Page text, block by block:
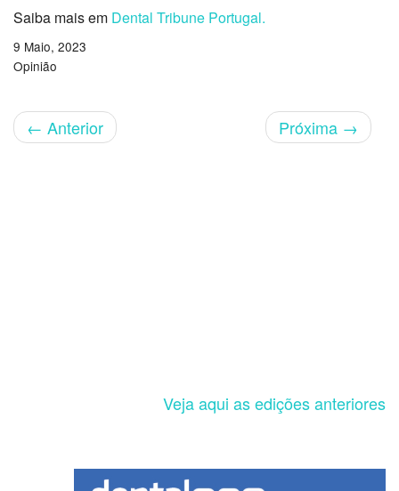
Saiba mais em Dental Tribune Portugal.
9 Maio, 2023
Opinião
← Anterior Próxima →
Veja aqui as edições anteriores